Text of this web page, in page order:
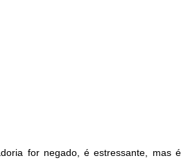
for negado, é estressante, mas é